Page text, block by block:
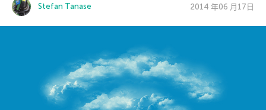
Stefan Tanase 2014 年06 月17日